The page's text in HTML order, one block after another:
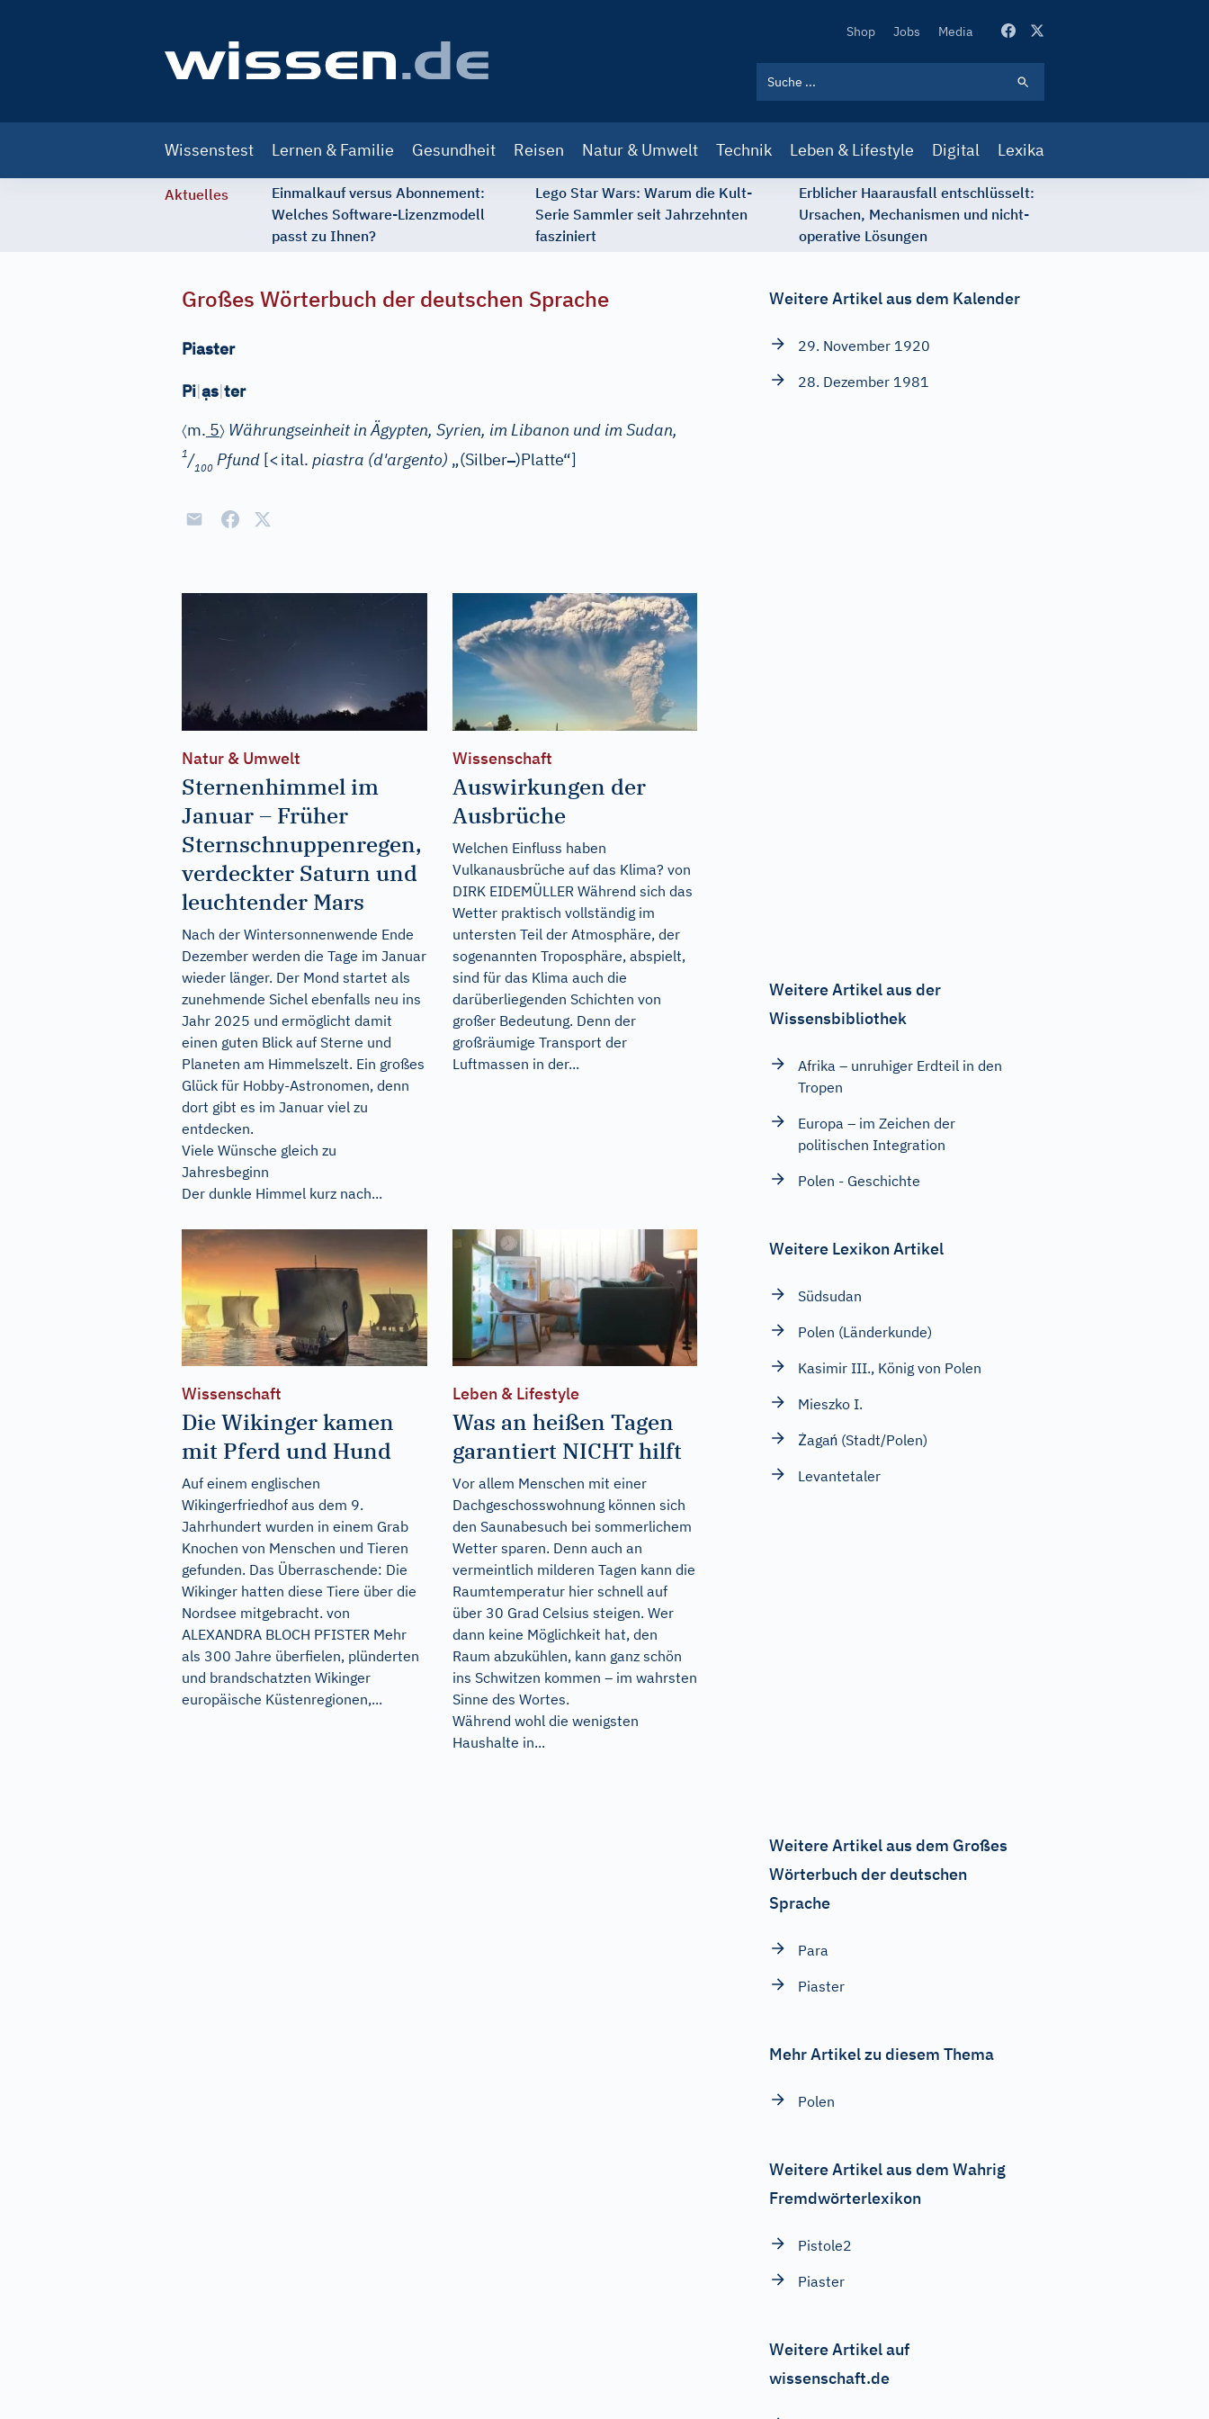
Secondary
Shop Jobs Media
navigation
Wissenstest Lernen & Familie Gesundheit Reisen Natur & Umwelt Technik Leben & Lifestyle Digital Lexika
Aktuelles
Einmalkauf versus Abonnement:
Welches Software-Lizenzmodell
passt zu Ihnen?
Lego Star Wars: Warum die Kult-
Serie Sammler seit Jahrzehnten
fasziniert
Erblicher Haarausfall entschlüsselt:
Ursachen, Mechanismen und nicht-
operative Lösungen
Großes Wörterbuch der deutschen Sprache
Piaster
Pi|ạs|ter
〈m. 5〉 Währungseinheit in Ägypten, Syrien, im Libanon und im Sudan,
1/100 Pfund [<ital. piastra (d'argento) „(Silber–)Platte“]
Natur & Umwelt
Sternenhimmel im
Januar – Früher
Sternschnuppenregen,
verdeckter Saturn und
leuchtender Mars
Nach der Wintersonnenwende Ende
Dezember werden die Tage im Januar
wieder länger. Der Mond startet als
zunehmende Sichel ebenfalls neu ins
Jahr 2025 und ermöglicht damit
einen guten Blick auf Sterne und
Planeten am Himmelszelt. Ein großes
Glück für Hobby-Astronomen, denn
dort gibt es im Januar viel zu
entdecken.
Viele Wünsche gleich zu
Jahresbeginn
Der dunkle Himmel kurz nach...
Wissenschaft
Auswirkungen der
Ausbrüche
Welchen Einfluss haben
Vulkanausbrüche auf das Klima? von
DIRK EIDEMÜLLER Während sich das
Wetter praktisch vollständig im
untersten Teil der Atmosphäre, der
sogenannten Troposphäre, abspielt,
sind für das Klima auch die
darüberliegenden Schichten von
großer Bedeutung. Denn der
großräumige Transport der
Luftmassen in der...
Wissenschaft
Die Wikinger kamen
mit Pferd und Hund
Auf einem englischen
Wikingerfriedhof aus dem 9.
Jahrhundert wurden in einem Grab
Knochen von Menschen und Tieren
gefunden. Das Überraschende: Die
Wikinger hatten diese Tiere über die
Nordsee mitgebracht. von
ALEXANDRA BLOCH PFISTER Mehr
als 300 Jahre überfielen, plünderten
und brandschatzten Wikinger
europäische Küstenregionen,...
Leben & Lifestyle
Was an heißen Tagen
garantiert NICHT hilft
Vor allem Menschen mit einer
Dachgeschosswohnung können sich
den Saunabesuch bei sommerlichem
Wetter sparen. Denn auch an
vermeintlich milderen Tagen kann die
Raumtemperatur hier schnell auf
über 30 Grad Celsius steigen. Wer
dann keine Möglichkeit hat, den
Raum abzukühlen, kann ganz schön
ins Schwitzen kommen – im wahrsten
Sinne des Wortes.
Während wohl die wenigsten
Haushalte in...
Weitere Artikel aus dem Kalender
29. November 1920
28. Dezember 1981
Weitere Artikel aus der
Wissensbibliothek
Afrika – unruhiger Erdteil in den
Tropen
Europa – im Zeichen der
politischen Integration
Polen - Geschichte
Weitere Lexikon Artikel
Südsudan
Polen (Länderkunde)
Kasimir III., König von Polen
Mieszko I.
Żagań (Stadt/Polen)
Levantetaler
Weitere Artikel aus dem Großes
Wörterbuch der deutschen
Sprache
Para
Piaster
Mehr Artikel zu diesem Thema
Polen
Weitere Artikel aus dem Wahrig
Fremdwörterlexikon
Pistole2
Piaster
Weitere Artikel auf
wissenschaft.de